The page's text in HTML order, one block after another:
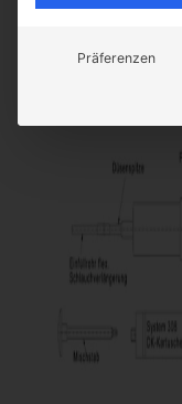
Präferenzen